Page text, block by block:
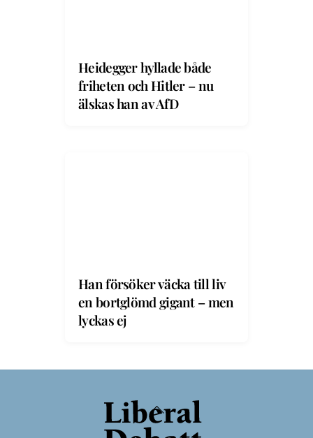
Heidegger hyllade både
friheten och Hitler – nu
älskas han av AfD
Han försöker väcka till liv
en bortglömd gigant – men
lyckas ej
Back
To